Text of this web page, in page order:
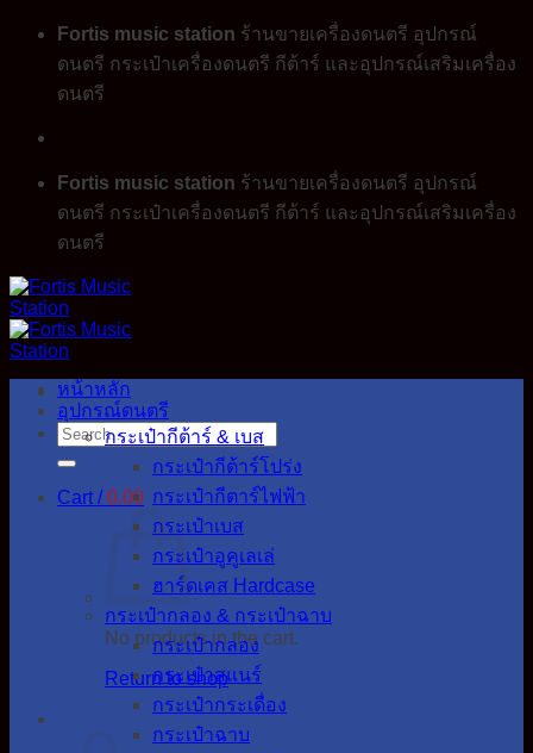
Skip
content
Fortis music station ร้านขายเครื่องดนตรี อุปกรณ์
ดนตรี กระเป๋าเครื่องดนตรี กีต้าร์ และอุปกรณ์เสริมเครื่อง
ดนตรี
Fortis music station ร้านขายเครื่องดนตรี อุปกรณ์
ดนตรี กระเป๋าเครื่องดนตรี กีต้าร์ และอุปกรณ์เสริมเครื่อง
ดนตรี
Search
for:
Cart /0.00
No products in the cart.
Return to shop
หน้าหลัก
อุปกรณ์ดนตรี
กระเป๋ากีต้าร์ & เบส
กระเป๋ากีต้าร์โปร่ง
กระเป๋ากีตาร์ไฟฟ้า
กระเป๋าเบส
กระเป๋าอูคูเลเล่
ฮาร์ดเคส Hardcase
กระเป๋ากลอง & กระเป๋าฉาบ
กระเป๋ากลอง
กระเป๋าสแนร์
กระเป๋ากระเดื่อง
กระเป๋าฉาบ